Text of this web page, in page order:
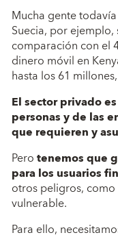
Mucha gente
Suecia, por
comparación con el
dinero móvil en
hasta los 61
El sector privado
personas y de las
que requieren y
Perotenemos que
para los usuarios
otros peligros,
vulnerable.
Para ello,